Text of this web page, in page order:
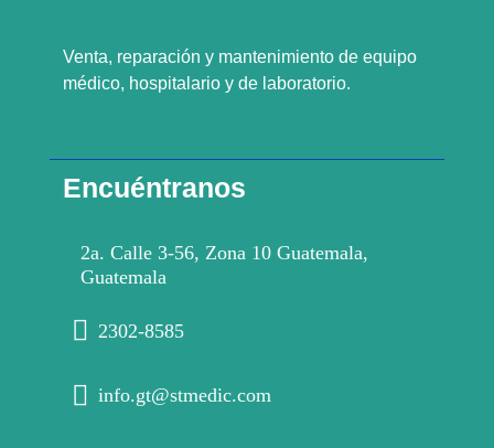
Venta, reparación y mantenimiento de equipo
médico, hospitalario y de laboratorio.
Encuéntranos
2a. Calle 3-56, Zona 10 Guatemala,
Guatemala
2302-8585
info.gt@stmedic.com